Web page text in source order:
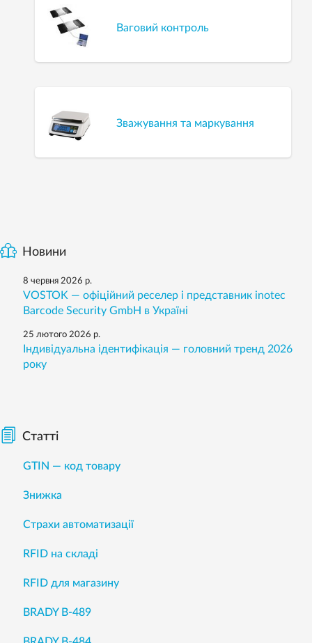
Ваговий контроль
Зважування та маркування
Новини
8 червня 2026 р.
VOSTOK — офіційний реселер і представник inotec
Barcode Security GmbH в Україні
25 лютого 2026 р.
Індивідуальна ідентифікація — головний тренд 2026
року
Статті
GTIN — код товару
Знижка
Страхи автоматизації
RFID на складі
RFID для магазину
BRADY B-489